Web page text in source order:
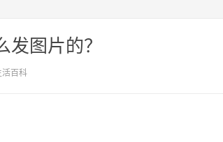
图片的？
百科